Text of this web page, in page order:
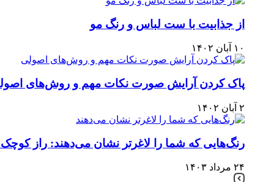
از جذابیت با ست لباس و رنگ مو
۱۰ آبان ۱۴۰۲
پاک کردن آرایش صورت نکات مهم و روش‌های
۲ آبان ۱۴۰۲
رنگ‌هایی که شما را لاغرتر نشان می‌دهند: راز
۲۴ مرداد ۱۴۰۳